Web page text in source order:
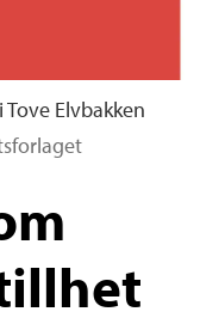
Elvbakken